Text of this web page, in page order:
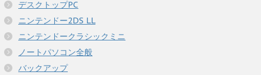
デスクトップPC
ニンテンドー2DS LL
ニンテンドークラシックミニ
ノートパソコン全般
バックアップ